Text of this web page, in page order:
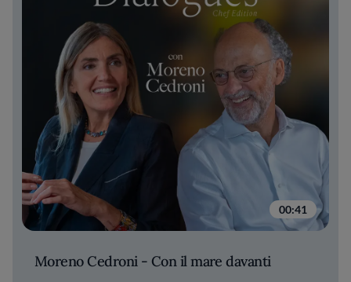
00:41
Moreno Cedroni - Con il mare davanti